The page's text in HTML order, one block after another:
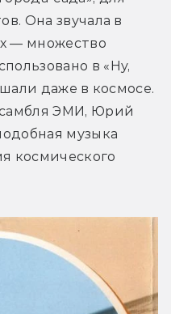
Она звучала в
— множество
в «Ну,
даже в космосе.
ЭМИ, Юрий
музыка
космического